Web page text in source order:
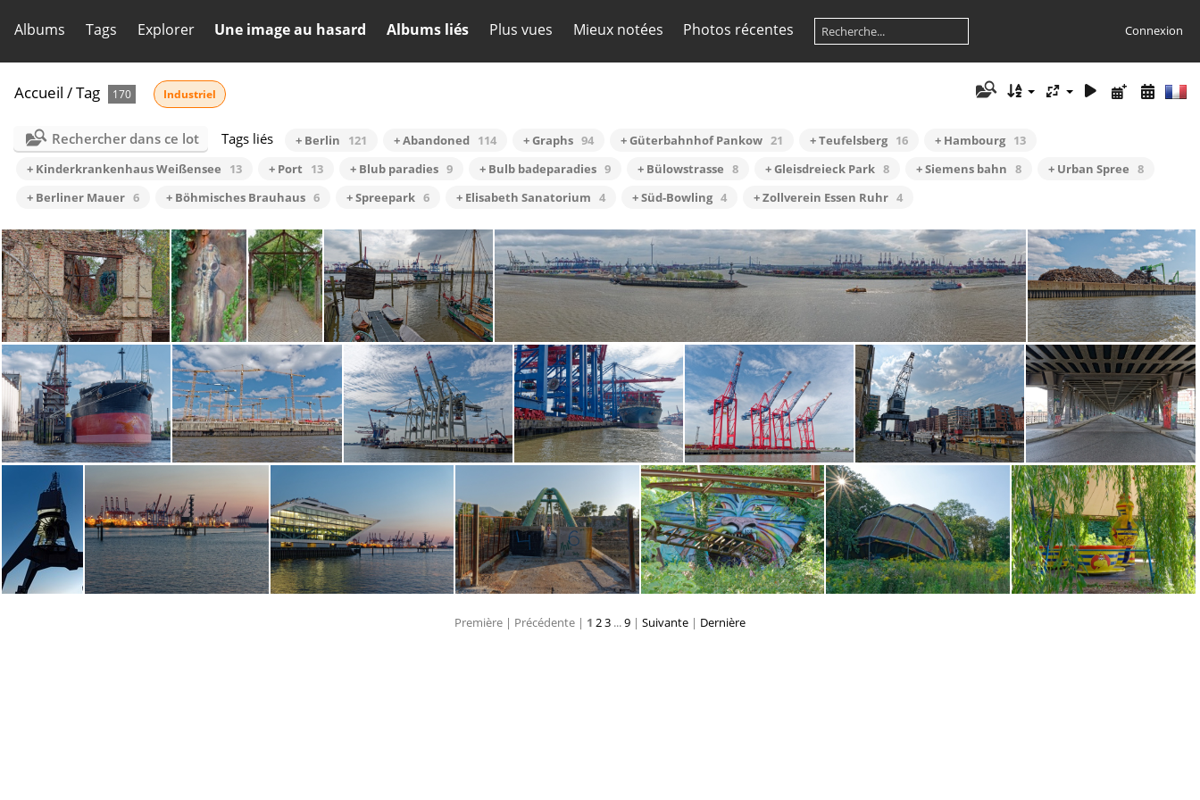
Albums Tags Explorer Une image au hasard Albums liés Plus vues Mieux notées Photos récentes Connexion
Accueil /Tag 170 Industriel
Rechercher dans ce lot Tags liés + Berlin 121 + Abandoned 114 + Graphs 94 + Güterbahnhof Pankow 21 + Teufelsberg 16 + Hambourg 13
+ Kinderkrankenhaus Weißensee
13 + Port 13 + Blub paradies 9 + Bulb badeparadies 9 + Bülowstrasse 8 + Gleisdreieck Park 8 + Siemens bahn 8 + Urban Spree 8
+ Berliner Mauer 6 + Böhmisches Brauhaus 6 + Spreepark 6 + Elisabeth Sanatorium 4 + Süd-Bowling 4 + Zollverein Essen Ruhr 4
Beelitz-Heilstätten 5338 Beelitz-Heilstätten 5270 Beelitz-Heilstätten 5255 Hambourg 4503 Hambourg pano (auto) Hambourg 4427
Hambourg 4426 Hambourg 4359 Hambourg 2082 Hambourg 2064 Hambourg 2037 Hambourg 1984 Hambourg 1963
Première | Précédente | 1 23 ...9 | Suivante | Dernière